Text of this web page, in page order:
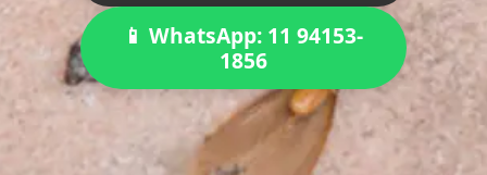
📱 WhatsApp: 11 94153-
1856